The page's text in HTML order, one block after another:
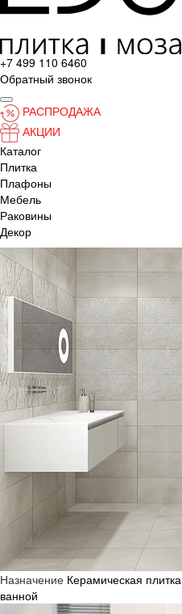
+7 499 110 6460
Обратный звонок
РАСПРОДАЖА
АКЦИИ
Каталог
Плитка
Плафоны
Мебель
Раковины
Декор
Назначение Керамическая плитка
ванной